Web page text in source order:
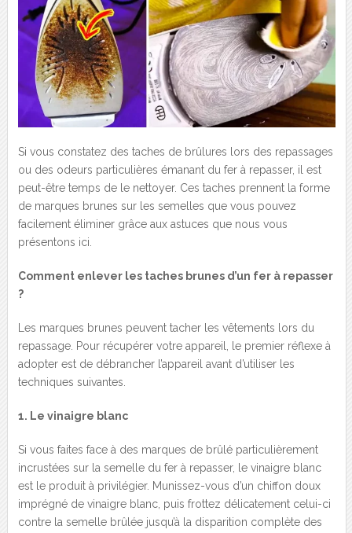
Si vous constatez des taches de brûlures lors des repassages
ou des odeurs particulières émanant du fer à repasser, il est
peut-être temps de le nettoyer. Ces taches prennent la forme
de marques brunes sur les semelles que vous pouvez
facilement éliminer grâce aux astuces que nous vous
présentons ici.
Comment enlever les taches brunes d’un fer à repasser
?
Les marques brunes peuvent tacher les vêtements lors du
repassage. Pour récupérer votre appareil, le premier réflexe à
adopter est de débrancher l’appareil avant d’utiliser les
techniques suivantes.
1. Le vinaigre blanc
Si vous faites face à des marques de brûlé particulièrement
incrustées sur la semelle du fer à repasser, le vinaigre blanc
est le produit à privilégier. Munissez-vous d’un chiffon doux
imprégné de vinaigre blanc, puis frottez délicatement celui-ci
contre la semelle brûlée jusqu’à la disparition complète des